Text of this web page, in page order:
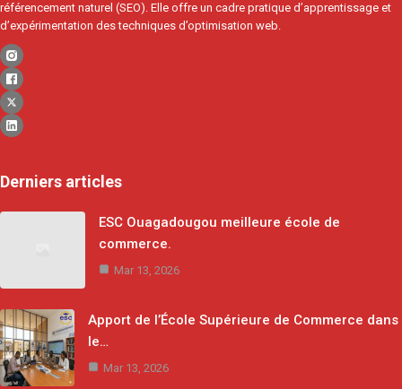
référencement naturel (SEO). Elle offre un cadre pratique d’apprentissage et
d’expérimentation des techniques d’optimisation web.
Derniers articles
ESC Ouagadougou meilleure école de
commerce.
Mar 13, 2026
Apport de l’École Supérieure de Commerce dans
le…
Mar 13, 2026